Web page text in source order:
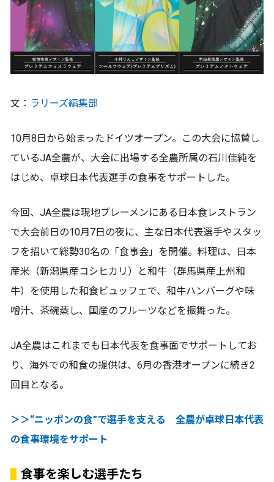
文： ラリーズ編集部
10月8日から始まったドイツオープン。この大会に協賛し
ているJA全農が、大会に出場する全農所属の石川佳純を
はじめ、卓球日本代表選手の食事をサポートした。
今回、JA全農は現地ブレーメンにある日本食レストラン
で大会前日の10月7日の夜に、主な日本代表選手やスタッ
フを招いて総勢30名の「食事会」を開催。料理は、日本
産米（新潟県産コシヒカリ）と和牛（群馬県産上州和
牛）を使用した和食ビュッフェで、和牛ハンバーグや味
噌汁、茶碗蒸し、国産のフルーツなどを振舞った。
JA全農はこれまでも日本代表を食事面でサポートしてお
り、海外での和食の提供は、6月の香港オープンに続き2
回目となる。
＞＞“ニッポンの食”で選手を支える 全農が卓球日本代表
の食事環境をサポート
食事を楽しむ選手たち